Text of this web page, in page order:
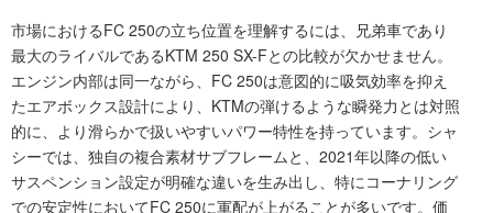
市場におけるFC 250の立ち位置を理解するには、兄弟車であり
最大のライバルであるKTM 250 SX-Fとの比較が欠かせません。
エンジン内部は同一ながら、FC 250は意図的に吸気効率を抑え
たエアボックス設計により、KTMの弾けるような瞬発力とは対照
的に、より滑らかで扱いやすいパワー特性を持っています。シャ
シーでは、独自の複合素材サブフレームと、2021年以降の低い
サスペンション設定が明確な違いを生み出し、特にコーナリング
での安定性においてFC 250に軍配が上がることが多いです。価